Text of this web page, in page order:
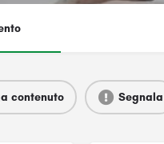
contenuto Segnala